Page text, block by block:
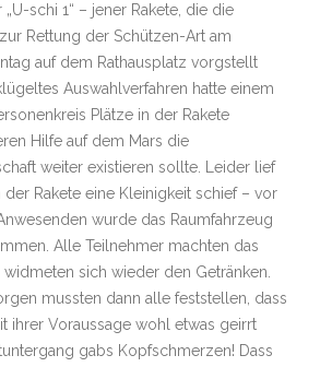
schi 1“ – jener Rakete, die die
Rettung der Schützen-Art am
auf dem Rathausplatz vorgstellt
Auswahlverfahren hatte einem
Plätze in der Rakete
Hilfe auf dem Mars die
weiter existieren sollte. Leider lief
der Rakete eine Kleinigkeit schief – vor
wurde das Raumfahrzeug
Alle Teilnehmer machten das
widmeten sich wieder den Getränken.
mussten dann alle feststellen, dass
ihrer Voraussage wohl etwas geirrt
gabs Kopfschmerzen! Dass